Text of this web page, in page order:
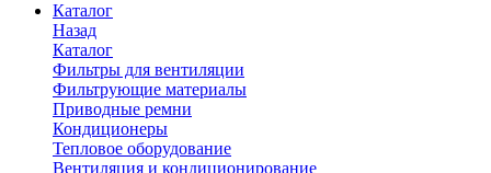
Каталог
Назад
Каталог
Фильтры для вентиляции
Фильтрующие материалы
Приводные ремни
Кондиционеры
Тепловое оборудование
Вентиляция и кондиционирование